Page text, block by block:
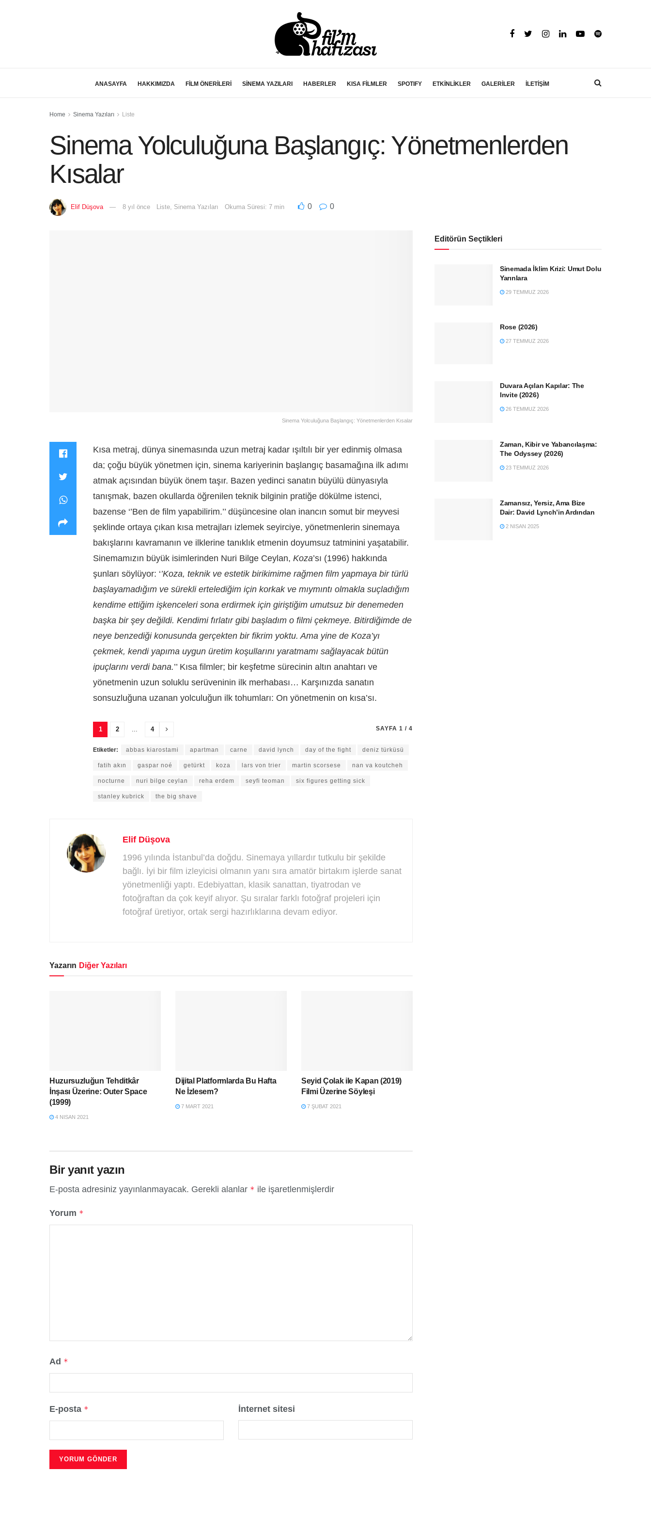
ANASAYFA HAKKIMIZDA FİLM ÖNERİLERİ SİNEMA YAZILARI HABERLER KISA FİLMLER SPOTIFY ETKİNLİKLER GALERİLER İLETİŞİM
Home Sinema Yazıları Liste
Sinema Yolculuğuna Başlangıç: Yönetmenlerden
Kısalar
Elif Düşova 8 yıl önce Liste Sinema Yazıları Okuma Süresi: 7 min 0 0
Sinema Yolculuğuna Başlangıç: Yönetmenlerden Kısalar
Kısa metraj, dünya sinemasında uzun metraj kadar ışıltılı bir yer edinmiş olmasa
da; çoğu büyük yönetmen için, sinema kariyerinin başlangıç basamağına ilk adımı
atmak açısından büyük önem taşır. Bazen yedinci sanatın büyülü dünyasıyla
tanışmak, bazen okullarda öğrenilen teknik bilginin pratiğe dökülme istenci,
bazense ‘’Ben de film yapabilirim.’’ düşüncesine olan inancın somut bir meyvesi
şeklinde ortaya çıkan kısa metrajları izlemek seyirciye, yönetmenlerin sinemaya
bakışlarını kavramanın ve ilklerine tanıklık etmenin doyumsuz tatminini yaşatabilir.
Sinemamızın büyük isimlerinden Nuri Bilge Ceylan, Koza’sı (1996) hakkında
şunları söylüyor: ‘’Koza, teknik ve estetik birikimime rağmen film yapmaya bir türlü
başlayamadığım ve sürekli ertelediğim için korkak ve mıymıntı olmakla suçladığım
kendime ettiğim işkenceleri sona erdirmek için giriştiğim umutsuz bir denemeden
başka bir şey değildi. Kendimi fırlatır gibi başladım o filmi çekmeye. Bitirdiğimde de
neye benzediği konusunda gerçekten bir fikrim yoktu. Ama yine de Koza’yı
çekmek, kendi yapıma uygun üretim koşullarını yaratmamı sağlayacak bütün
ipuçlarını verdi bana.’’ Kısa filmler; bir keşfetme sürecinin altın anahtarı ve
yönetmenin uzun soluklu serüveninin ilk merhabası… Karşınızda sanatın
sonsuzluğuna uzanan yolculuğun ilk tohumları: On yönetmenin on kısa’sı.
SAYFA 1 / 4
1 2 ... 4
Etiketler: abbas kiarostami apartman carne david lynch day of the fight deniz türküsü
fatih akın gaspar noé getürkt koza lars von trier martin scorsese nan va koutcheh
nocturne nuri bilge ceylan reha erdem seyfi teoman six figures getting sick
stanley kubrick the big shave
Elif Düşova
1996 yılında İstanbul’da doğdu. Sinemaya yıllardır tutkulu bir şekilde
bağlı. İyi bir film izleyicisi olmanın yanı sıra amatör birtakım işlerde sanat
yönetmenliği yaptı. Edebiyattan, klasik sanattan, tiyatrodan ve
fotoğraftan da çok keyif alıyor. Şu sıralar farklı fotoğraf projeleri için
fotoğraf üretiyor, ortak sergi hazırlıklarına devam ediyor.
Yazarın Diğer Yazıları
Huzursuzluğun Tehditkâr
İnşası Üzerine: Outer Space
(1999)
4 NISAN 2021
Dijital Platformlarda Bu Hafta
Ne İzlesem?
7 MART 2021
Seyid Çolak ile Kapan (2019)
Filmi Üzerine Söyleşi
7 ŞUBAT 2021
Bir yanıt yazın
E-posta adresiniz yayınlanmayacak. Gerekli alanlar * ile işaretlenmişlerdir
Yorum *
Ad *
E-posta * İnternet sitesi
Editörün Seçtikleri
Sinemada İklim Krizi: Umut Dolu
Yarınlara
29 TEMMUZ 2026
Rose (2026)
27 TEMMUZ 2026
Duvara Açılan Kapılar: The
Invite (2026)
26 TEMMUZ 2026
Zaman, Kibir ve Yabancılaşma:
The Odyssey (2026)
23 TEMMUZ 2026
Zamansız, Yersiz, Ama Bize
Dair: David Lynch’in Ardından
2 NISAN 2025